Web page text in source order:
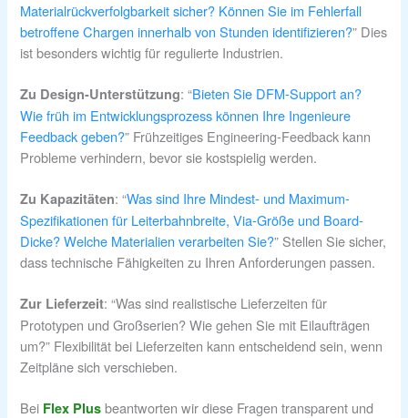
Materialrückverfolgbarkeit sicher? Können Sie im Fehlerfall
betroffene Chargen innerhalb von Stunden identifizieren?” Dies
ist besonders wichtig für regulierte Industrien.
Zu Design-Unterstützung: “Bieten Sie DFM-Support an?
Wie früh im Entwicklungsprozess können Ihre Ingenieure
Feedback geben?” Frühzeitiges Engineering-Feedback kann
Probleme verhindern, bevor sie kostspielig werden.
Zu Kapazitäten: “Was sind Ihre Mindest- und Maximum-
Spezifikationen für Leiterbahnbreite, Via-Größe und Board-
Dicke? Welche Materialien verarbeiten Sie?” Stellen Sie sicher,
dass technische Fähigkeiten zu Ihren Anforderungen passen.
Zur Lieferzeit: “Was sind realistische Lieferzeiten für
Prototypen und Großserien? Wie gehen Sie mit Eilaufträgen
um?” Flexibilität bei Lieferzeiten kann entscheidend sein, wenn
Zeitpläne sich verschieben.
Bei Flex Plus beantworten wir diese Fragen transparent und